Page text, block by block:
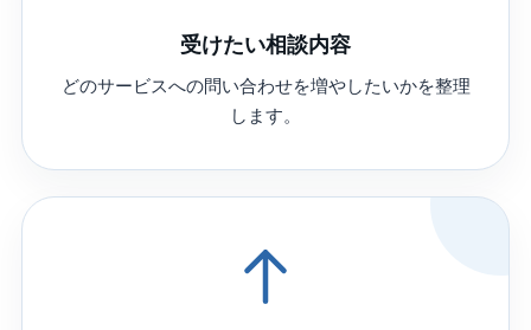
受けたい相談内容
どのサービスへの問い合わせを増やしたいかを整理
します。